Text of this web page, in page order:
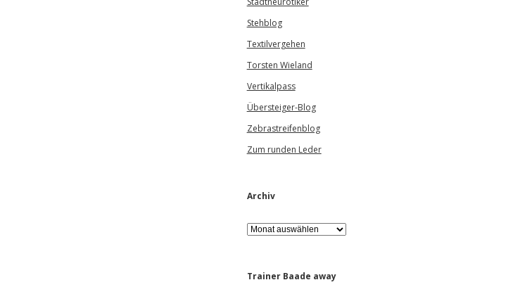
Stehblog
Textilvergehen
Torsten Wieland
Vertikalpass
Übersteiger-Blog
Zebrastreifenblog
Zum runden Leder
Archiv
A
r
iTrainer Baade away